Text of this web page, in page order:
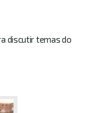
discutir temas do